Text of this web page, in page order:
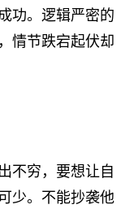
功。逻辑严密的
情节跌宕起伏却
穷，要想让自
少。不能抄袭他